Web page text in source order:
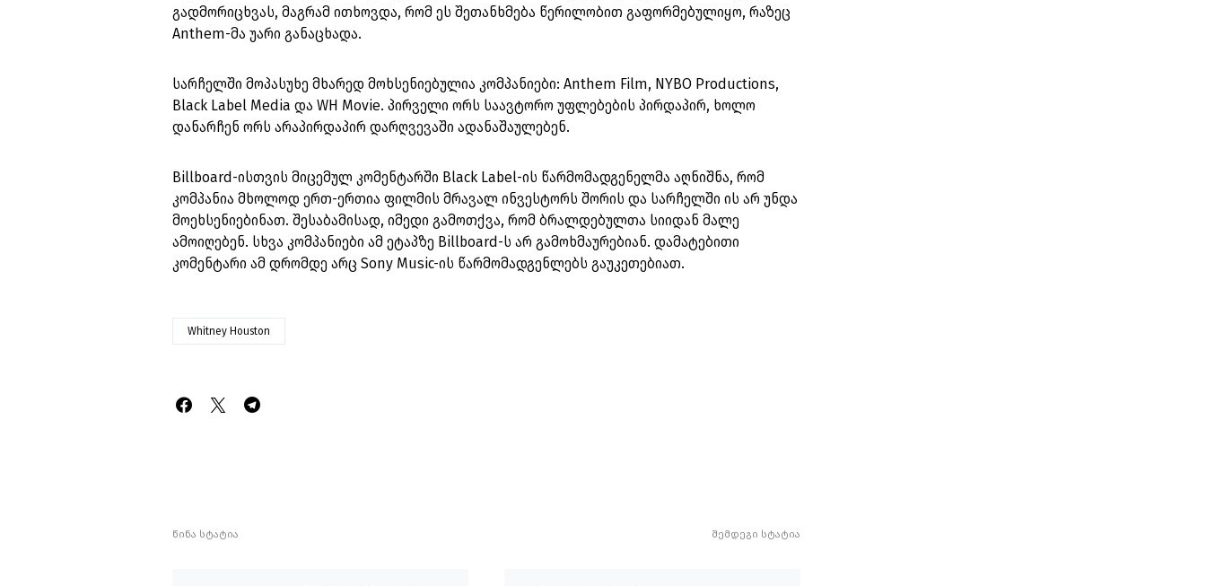
გადმორიცხვას, მაგრამ ითხოვდა, რომ ეს შეთანხმება წერილობით გაფორმებულიყო, რაზეც
Anthem-მა უარი განაცხადა.
სარჩელში მოპასუხე მხარედ მოხსენიებულია კომპანიები: Anthem Film, NYBO Productions,
Black Label Media და WH Movie. პირველი ორს საავტორო უფლებების პირდაპირ, ხოლო
დანარჩენ ორს არაპირდაპირ დარღვევაში ადანაშაულებენ.
Billboard-ისთვის მიცემულ კომენტარში Black Label-ის წარმომადგენელმა აღნიშნა, რომ
კომპანია მხოლოდ ერთ-ერთია ფილმის მრავალ ინვესტორს შორის და სარჩელში ის არ უნდა
მოეხსენიებინათ. შესაბამისად, იმედი გამოთქვა, რომ ბრალდებულთა სიიდან მალე
ამოიღებენ. სხვა კომპანიები ამ ეტაპზე Billboard-ს არ გამოხმაურებიან. დამატებითი
კომენტარი ამ დრომდე არც Sony Music-ის წარმომადგენლებს გაუკეთებიათ.
Whitney Houston
წინა სტატია შემდეგი სტატია